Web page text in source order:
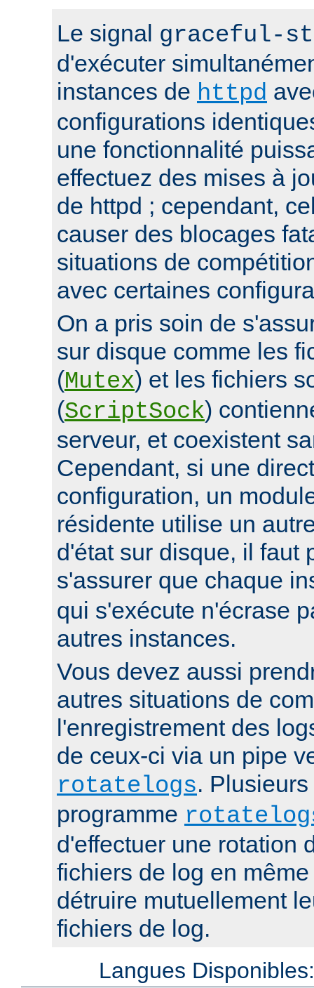
Le signal graceful-
d'exécuter
instances de httpd
configurations
une fonctionnalité
effectuez des mises à
de httpd ; cependant,
causer des blocages
situations de
avec certaines
On a pris soin de
sur disque comme les
(Mutex) et les fichiers
(ScriptSock)
serveur, et coexistent
Cependant, si une
configuration, un
résidente utilise un
d'état sur disque, il faut
s'assurer que chaque
qui s'exécute n'écrase
autres instances.
Vous devez aussi
autres situations de
l'enregistrement des
de ceux-ci via un pipe
rotatelogs.
programme
d'effectuer une rotation
fichiers de log en
détruire mutuellement
fichiers de log.
Langues